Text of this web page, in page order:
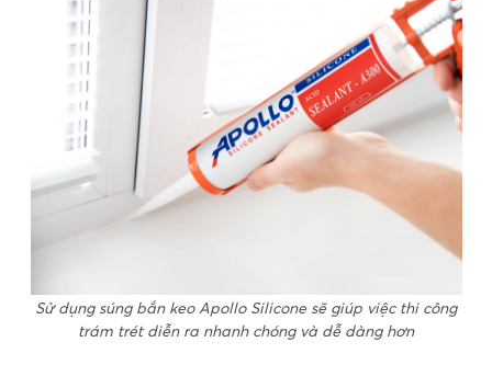
Sử dụng súng bắn keo Apollo Silicone sẽ giúp việc thi công
trám trét diễn ra nhanh chóng và dễ dàng hơn